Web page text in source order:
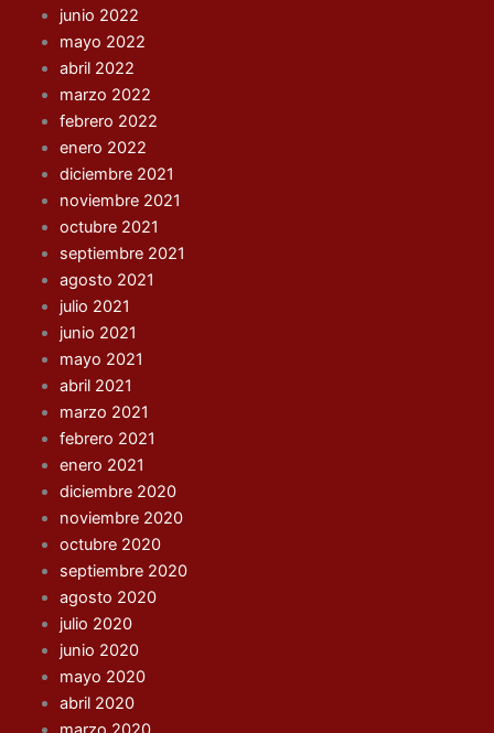
junio 2022
mayo 2022
abril 2022
marzo 2022
febrero 2022
enero 2022
diciembre 2021
noviembre 2021
octubre 2021
septiembre 2021
agosto 2021
julio 2021
junio 2021
mayo 2021
abril 2021
marzo 2021
febrero 2021
enero 2021
diciembre 2020
noviembre 2020
octubre 2020
septiembre 2020
agosto 2020
julio 2020
junio 2020
mayo 2020
abril 2020